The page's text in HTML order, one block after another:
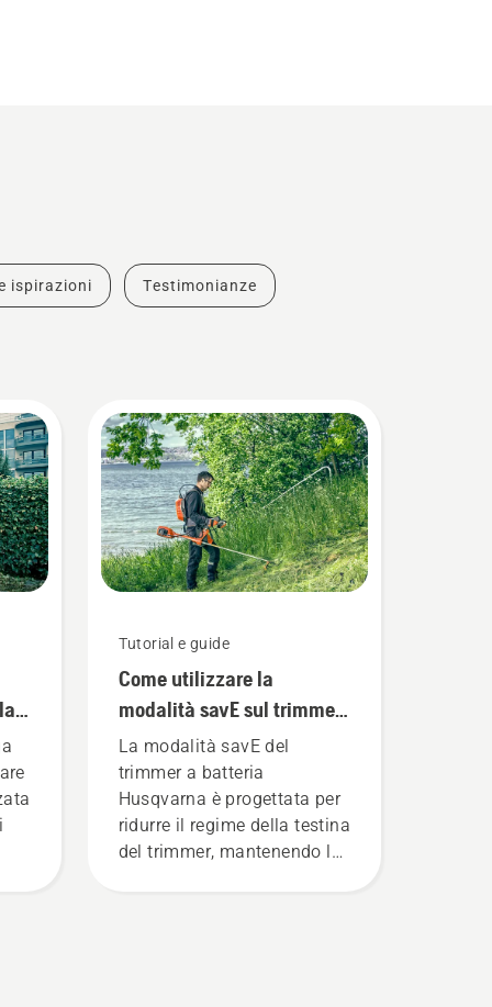
ispirazioni Testimonianze
Tutorial e guide
Come utilizzare la
modalità savE sul trimmer
a batteria
La modalità savE del
trimmer a batteria
Husqvarna è progettata per
ridurre il regime della testina
del trimmer, mantenendo la